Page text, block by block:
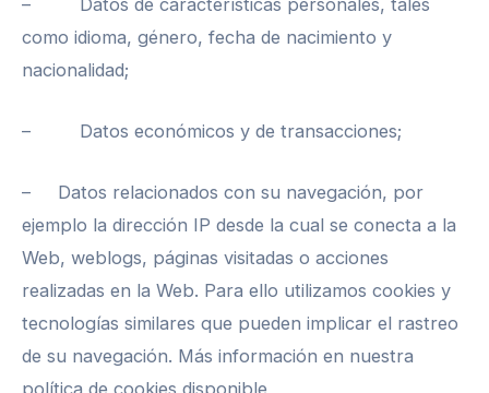
como idioma, género, fecha de nacimiento y
nacionalidad;
– Datos económicos y de transacciones;
– Datos relacionados con su navegación, por
ejemplo la dirección IP desde la cual se conecta a la
Web, weblogs, páginas visitadas o acciones
realizadas en la Web. Para ello utilizamos cookies y
tecnologías similares que pueden implicar el rastreo
de su navegación. Más información en nuestra